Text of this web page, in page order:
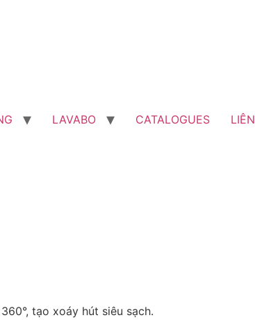
LAVABO CATALOGUES
tạo xoáy hút siêu sạch.